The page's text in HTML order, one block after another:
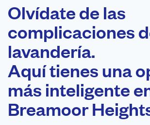
United States ES
Olvídate de las
complicaciones
lavandería.
Aquí tienes una
más inteligente
Breamoor